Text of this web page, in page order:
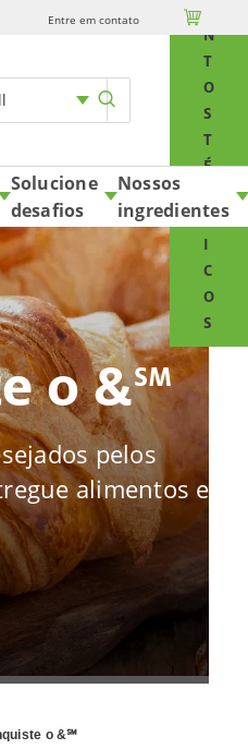
Entre em contato 
N
T
O
S
T
É
N
I
C
O
S
content
Solucione
desafios
Nossos
ingredientes
o &SM
pelos
alimentos e
o &℠